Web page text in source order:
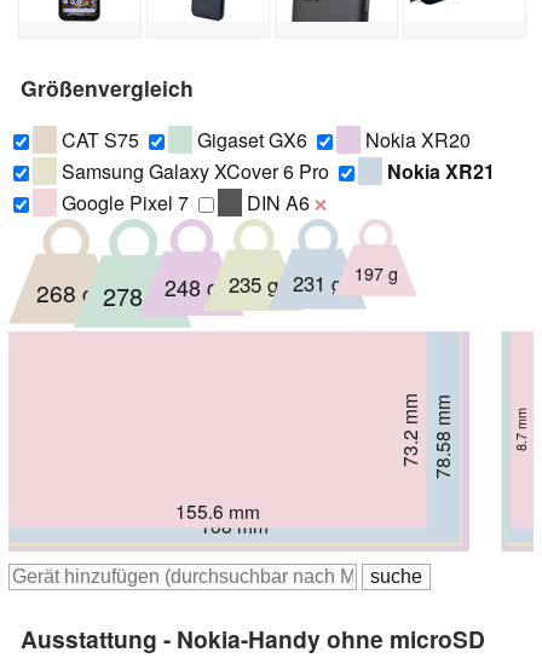
Größenvergleich
CAT S75 Gigaset GX6
Nokia XR20
Samsung Galaxy XCover 6 Pro
Nokia XR21
Google Pixel 7
DIN A6 ❌
171 mm
80 mm 11.9 mm
268 g
170.7 mm
82.2 mm 11.9 mm
278 g
171.6 mm
81.5 mm 10.6 mm
248 g
168.8 mm
79.9 mm 9.9 mm
235 g
168 mm
78.58 mm 10.45 mm
231 g
155.6 mm
73.2 mm 8.7 mm
197 g
Ausstattung - Nokia-Handy ohne microSD